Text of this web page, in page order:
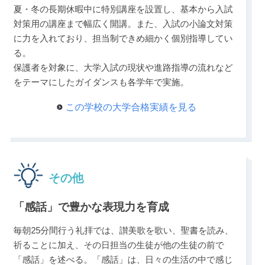
夏・冬の長期休暇中に特別講座を設置し、基本から入試
対策用の講座まで幅広く開講。また、入試の小論文対策
に力を入れており、担当制できめ細かく個別指導してい
る。
保護者を対象に、大学入試の現状や進路指導の流れなど
をテーマにしたガイダンスも各学年で実施。
この学校の大学合格実績を見る
その他
「感話」で豊かな表現力を育成
毎朝25分間行う礼拝では、讃美歌を歌い、聖書を読み、
祈ることに加え、その日担当の生徒が他の生徒の前で
「感話」を述べる。「感話」は、日々の生活の中で感じ